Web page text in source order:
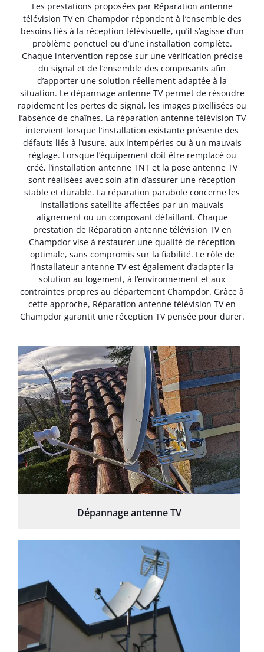
Les prestations proposées par Réparation antenne
télévision TV en Champdor répondent à l’ensemble des
besoins liés à la réception télévisuelle, qu’il s’agisse d’un
problème ponctuel ou d’une installation complète.
Chaque intervention repose sur une vérification précise
du signal et de l’ensemble des composants afin
d’apporter une solution réellement adaptée à la
situation. Le dépannage antenne TV permet de résoudre
rapidement les pertes de signal, les images pixellisées ou
l’absence de chaînes. La réparation antenne télévision TV
intervient lorsque l’installation existante présente des
défauts liés à l’usure, aux intempéries ou à un mauvais
réglage. Lorsque l’équipement doit être remplacé ou
créé, l’installation antenne TNT et la pose antenne TV
sont réalisées avec soin afin d’assurer une réception
stable et durable. La réparation parabole concerne les
installations satellite affectées par un mauvais
alignement ou un composant défaillant. Chaque
prestation de Réparation antenne télévision TV en
Champdor vise à restaurer une qualité de réception
optimale, sans compromis sur la fiabilité. Le rôle de
l’installateur antenne TV est également d’adapter la
solution au logement, à l’environnement et aux
contraintes propres au département Champdor. Grâce à
cette approche, Réparation antenne télévision TV en
Champdor garantit une réception TV pensée pour durer.
Dépannage antenne TV